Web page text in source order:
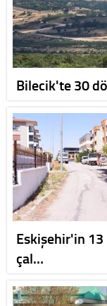
Bilecik'te 30
Eskişehir'in 13
çal…